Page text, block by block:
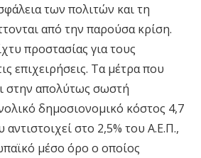
των πολιτών και τη
από την παρούσα κρίση.
προστασίας για τους
επιχειρήσεις. Τα μέτρα που
στην απολύτως σωστή
δημοσιονομικό κόστος 4,7
στο 2,5% του Α.Ε.Π.,
μέσο όρο ο οποίος